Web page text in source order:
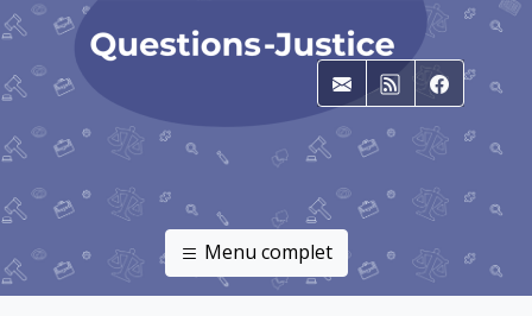
E-mailRSS
Menu complet